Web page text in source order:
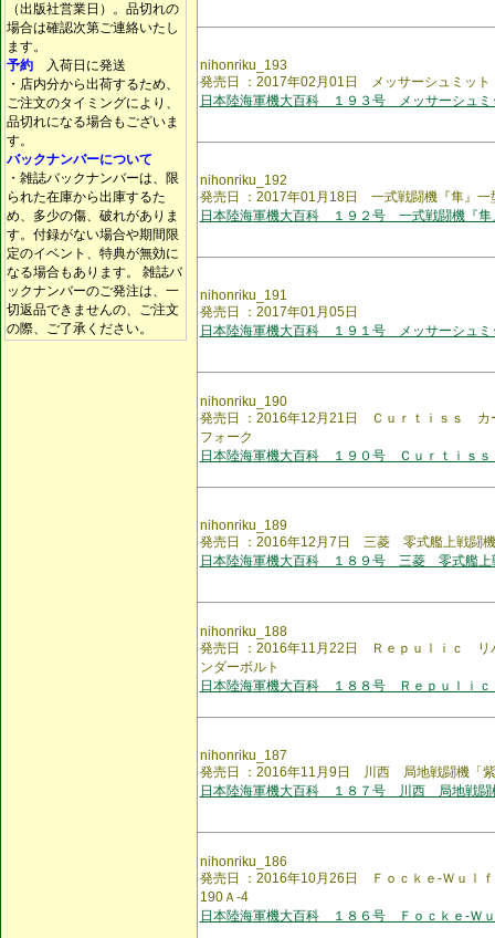
（出版社営業日）。品切れの
場合は確認次第ご連絡いたし
ます。
予約 入荷日に発送
・店内分から出荷するため、
ご注文のタイミングにより、
品切れになる場合もございま
す。
バックナンバーについて
・雑誌バックナンバーは、限
られた在庫から出庫するた
め、多少の傷、破れがありま
す。付録がない場合や期間限
定のイベント、特典が無効に
なる場合もあります。 雑誌バ
ックナンバーのご発注は、一
切返品できませんの、ご注文
の際、ご了承ください。
nihonriku_193
発売日 ：2017年02月01日 メッサーシュミッ
日本陸海軍機大百科 １９３号 メッサーシュミ
nihonriku_192
発売日 ：2017年01月18日 一式戦闘機『隼』一
日本陸海軍機大百科 １９２号 一式戦闘機『隼
nihonriku_191
発売日 ：2017年01月05日
日本陸海軍機大百科 １９１号 メッサーシュミ
nihonriku_190
発売日 ：2016年12月21日 Ｃｕｒｔｉｓｓ
フォーク
日本陸海軍機大百科 １９０号 Ｃｕｒｔｉｓ
nihonriku_189
発売日 ：2016年12月7日 三菱 零式艦上戦闘
日本陸海軍機大百科 １８９号 三菱 零式艦上
nihonriku_188
発売日 ：2016年11月22日 Ｒｅｐｕｌｉｃ
ンダーボルト
日本陸海軍機大百科 １８８号 Ｒｅｐｕｌｉ
nihonriku_187
発売日 ：2016年11月9日 川西 局地戦闘機「
日本陸海軍機大百科 １８７号 川西 局地戦闘
nihonriku_186
発売日 ：2016年10月26日 Ｆｏｃｋｅ-Ｗｕ
190Ａ-4
日本陸海軍機大百科 １８６号 Ｆｏｃｋｅ-Ｗ